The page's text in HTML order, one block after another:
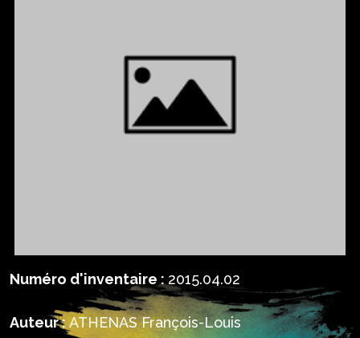
Numéro d'inventaire : 2015.04.02
Auteur : ATHENAS François-Louis